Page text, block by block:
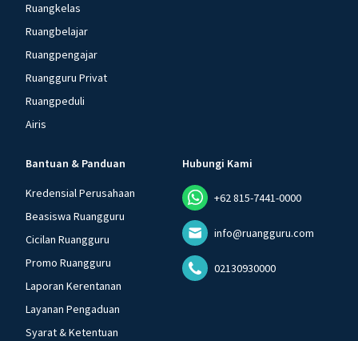
Ruangkelas
Ruangbelajar
Ruangpengajar
Ruangguru Privat
Ruangpeduli
Airis
Bantuan & Panduan
Kredensial Perusahaan
Beasiswa Ruangguru
Cicilan Ruangguru
Promo Ruangguru
Laporan Kerentanan
Layanan Pengaduan
Syarat & Ketentuan
Hubungi Kami
+62 815-7441-0000
info@ruangguru.com
02130930000